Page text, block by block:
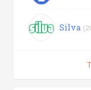
Silva